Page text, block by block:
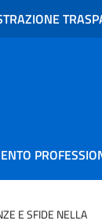
E SFIDE NELLA